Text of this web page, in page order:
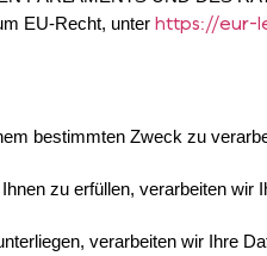
EU-Recht, unter https://eur-
bestimmten Zweck zu
zu erfüllen, verarbeiten wir
verarbeiten wir Ihre